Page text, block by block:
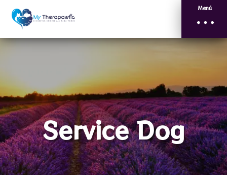
Menú
Service Dog